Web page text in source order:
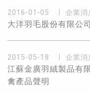
2016-01-05 企業消
大洋羽毛股份有限公
2015-05-18 企業消
江蘇金廣羽絨製品有
禽產品聲明